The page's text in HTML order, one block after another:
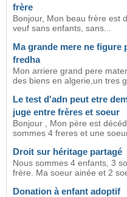
frère
Bonjour, Mon beau frère est
veuf sans enfants, sans...
Ma grande mere ne figure
fredha
Mon arriere grand pere
des biens en algerie,un tres
Le test d'adn peut etre
juge entre frères et soeur
Bonjour , Mon père est
sommes 4 freres et une
Droit sur héritage partagé
Nous sommes 4 enfants, 3
frère. Ma soeur ainée et 2
Donation à enfant adoptif